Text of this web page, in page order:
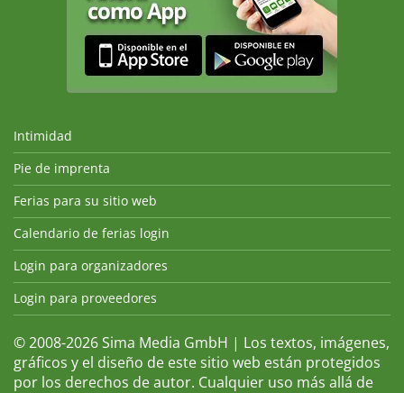
Intimidad
Pie de imprenta
Ferias para su sitio web
Calendario de ferias login
Login para organizadores
Login para proveedores
© 2008-2026 Sima Media GmbH | Los textos, imágenes,
gráficos y el diseño de este sitio web están protegidos
por los derechos de autor. Cualquier uso más allá de